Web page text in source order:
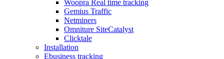
Woopra Real time tracking
Gemius Traffic
Netminers
Omniture SiteCatalyst
Clicktale
Installation
Ebusiness tracking